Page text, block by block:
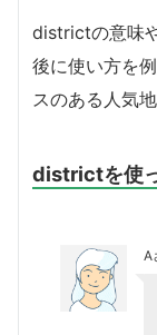
districtの意味
後に使い方を
スのある人気
districtを使
A